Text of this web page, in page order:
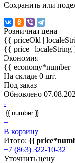
Сохранить или
Розничная цена
{{ priceOld |
{{ price |
Экономия
{{ economy*number
На складе 0 шт.
Под заказ
Обновлено
-
+
В корзину
Итого: {{
+7 (863) 322-10-32
Уточнить цену